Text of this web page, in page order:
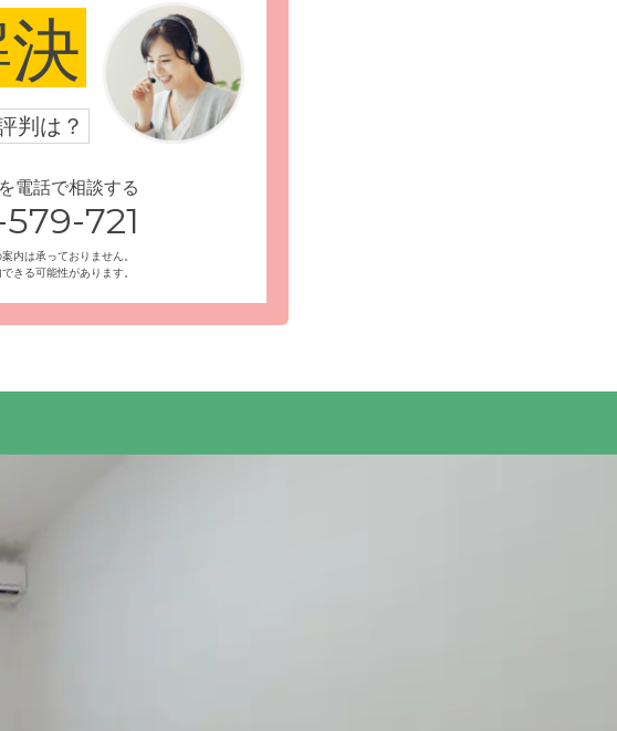
判は？
電話で相談する
721
内は承っておりません。
きる可能性があります。